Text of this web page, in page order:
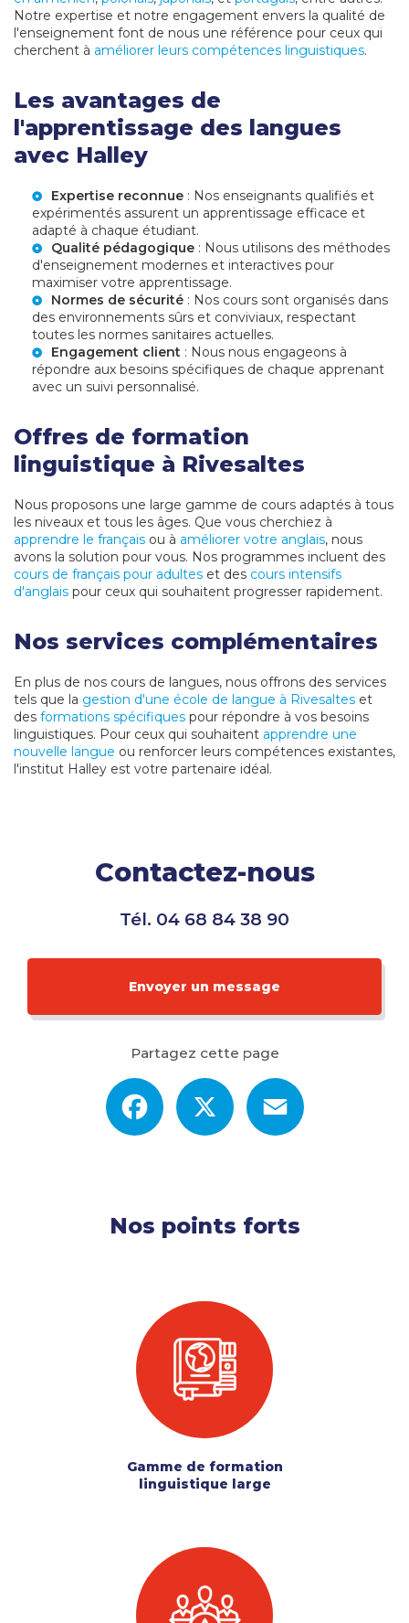
Notre expertise et notre engagement envers la qualité de
l'enseignement font de nous une référence pour ceux qui
cherchent à améliorer leurs compétences linguistiques.
Les avantages de
l'apprentissage des langues
avec Halley
Expertise reconnue : Nos enseignants qualifiés et
expérimentés assurent un apprentissage efficace et
adapté à chaque étudiant.
Qualité pédagogique : Nous utilisons des méthodes
d'enseignement modernes et interactives pour
maximiser votre apprentissage.
Normes de sécurité : Nos cours sont organisés dans
des environnements sûrs et conviviaux, respectant
toutes les normes sanitaires actuelles.
Engagement client : Nous nous engageons à
répondre aux besoins spécifiques de chaque apprenant
avec un suivi personnalisé.
Offres de formation
linguistique à Rivesaltes
Nous proposons une large gamme de cours adaptés à tous
les niveaux et tous les âges. Que vous cherchiez à
apprendre le français ou à améliorer votre anglais, nous
avons la solution pour vous. Nos programmes incluent des
cours de français pour adultes et des cours intensifs
d'anglais pour ceux qui souhaitent progresser rapidement.
Nos services complémentaires
En plus de nos cours de langues, nous offrons des services
tels que la gestion d'une école de langue à Rivesaltes et
des formations spécifiques pour répondre à vos besoins
linguistiques. Pour ceux qui souhaitent apprendre une
nouvelle langue ou renforcer leurs compétences existantes,
l'institut Halley est votre partenaire idéal.
Contactez-nous
Tél. 04 68 84 38 90
Envoyer un message
Partagez cette page
Facebook
Nos points forts
Gamme de formation
linguistique large